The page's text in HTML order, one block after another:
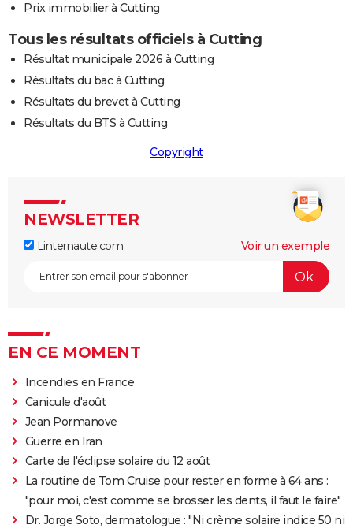
Prix immobilier à Cutting
Tous les résultats officiels à Cutting
Résultat municipale 2026 à Cutting
Résultats du bac à Cutting
Résultats du brevet à Cutting
Résultats du BTS à Cutting
Copyright
NEWSLETTER
Linternaute.com Voir un exemple
EN CE MOMENT
Incendies en France
Canicule d'août
Jean Pormanove
Guerre en Iran
Carte de l'éclipse solaire du 12 août
La routine de Tom Cruise pour rester en forme à 64 ans :
"pour moi, c'est comme se brosser les dents, il faut le faire"
Dr. Jorge Soto, dermatologue : "Ni crème solaire indice 50 ni